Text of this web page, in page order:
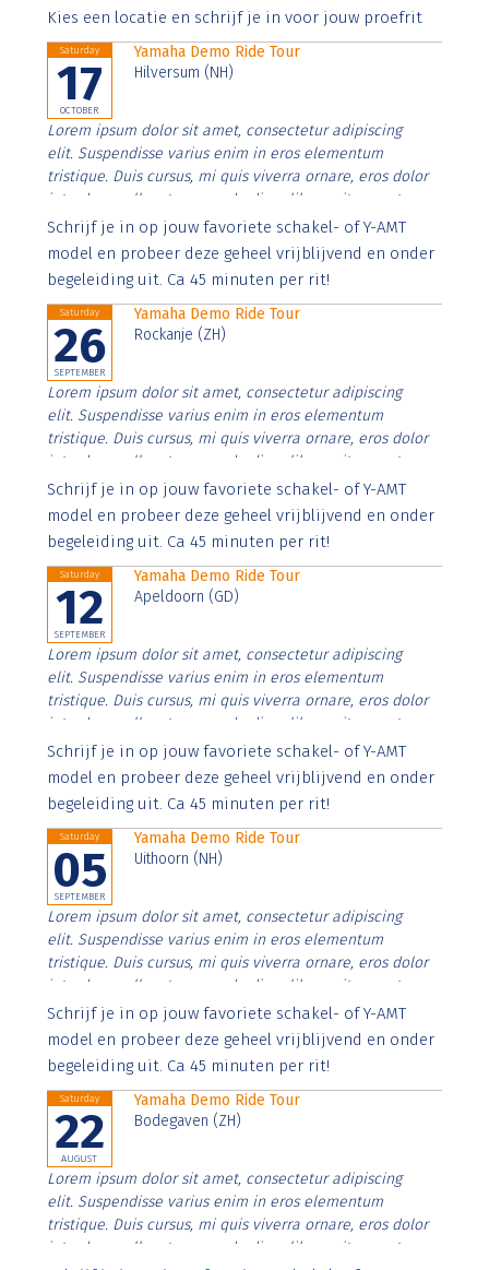
Aenean faucibus nibh et justo cursus id rutrum lorem
Kies een locatie en schrijf je in voor jouw proefrit
Saturday
17
OCTOBER
Yamaha Demo Ride Tour
Hilversum (NH)
Lorem ipsum dolor sit amet, consectetur adipiscing
elit. Suspendisse varius enim in eros elementum
tristique. Duis cursus, mi quis viverra ornare, eros dolor
interdum nulla, ut commodo diam libero vitae erat.
Aenean faucibus nibh et justo cursus id rutrum lorem
imperdiet. Nunc ut sem vitae risus tristique posuere.
Schrijf je in op jouw favoriete schakel- of Y-AMT
model en probeer deze geheel vrijblijvend en onder
begeleiding uit. Ca 45 minuten per rit!
Saturday
26
SEPTEMBER
Yamaha Demo Ride Tour
Rockanje (ZH)
Lorem ipsum dolor sit amet, consectetur adipiscing
elit. Suspendisse varius enim in eros elementum
tristique. Duis cursus, mi quis viverra ornare, eros dolor
interdum nulla, ut commodo diam libero vitae erat.
Aenean faucibus nibh et justo cursus id rutrum lorem
imperdiet. Nunc ut sem vitae risus tristique posuere.
Schrijf je in op jouw favoriete schakel- of Y-AMT
model en probeer deze geheel vrijblijvend en onder
begeleiding uit. Ca 45 minuten per rit!
Saturday
12
SEPTEMBER
Yamaha Demo Ride Tour
Apeldoorn (GD)
Lorem ipsum dolor sit amet, consectetur adipiscing
elit. Suspendisse varius enim in eros elementum
tristique. Duis cursus, mi quis viverra ornare, eros dolor
interdum nulla, ut commodo diam libero vitae erat.
Aenean faucibus nibh et justo cursus id rutrum lorem
imperdiet. Nunc ut sem vitae risus tristique posuere.
Schrijf je in op jouw favoriete schakel- of Y-AMT
model en probeer deze geheel vrijblijvend en onder
begeleiding uit. Ca 45 minuten per rit!
Saturday
05
SEPTEMBER
Yamaha Demo Ride Tour
Uithoorn (NH)
Lorem ipsum dolor sit amet, consectetur adipiscing
elit. Suspendisse varius enim in eros elementum
tristique. Duis cursus, mi quis viverra ornare, eros dolor
interdum nulla, ut commodo diam libero vitae erat.
Aenean faucibus nibh et justo cursus id rutrum lorem
imperdiet. Nunc ut sem vitae risus tristique posuere.
Schrijf je in op jouw favoriete schakel- of Y-AMT
model en probeer deze geheel vrijblijvend en onder
begeleiding uit. Ca 45 minuten per rit!
Saturday
22
AUGUST
Yamaha Demo Ride Tour
Bodegaven (ZH)
Lorem ipsum dolor sit amet, consectetur adipiscing
elit. Suspendisse varius enim in eros elementum
tristique. Duis cursus, mi quis viverra ornare, eros dolor
interdum nulla, ut commodo diam libero vitae erat.